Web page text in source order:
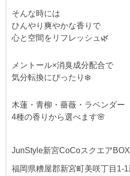
そんな時には
ひんやり爽やかな香りで
心と空間をリフレッシュ🌿
メントール×消臭成分配合で
気分転換にぴったり❄️
木蓮・青柳・薔薇・ラベンダー
4種の香りから選べます🌸
JunStyle新宮CoCoスクエア
福岡県糟屋郡新宮町美咲丁目1-